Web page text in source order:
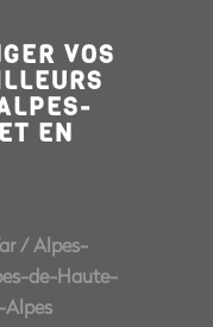
VOS
EN
/Alpes-
de-Haute-